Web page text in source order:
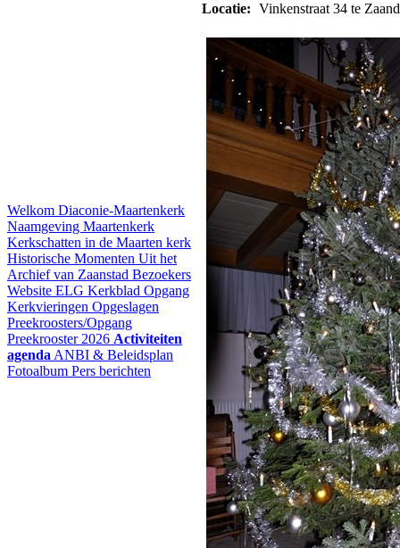
Welkom Diaconie-Maartenkerk
Naamgeving Maartenkerk
Kerkschatten in de Maarten kerk
Historische Momenten Uit het
Archief van Zaanstad Bezoekers
Website ELG Kerkblad Opgang
Kerkvieringen Opgeslagen
Preekroosters/Opgang
Preekrooster 2026 Activiteiten
agenda ANBI & Beleidsplan
Fotoalbum Pers berichten
Locatie: Vinkenstraat 34 te